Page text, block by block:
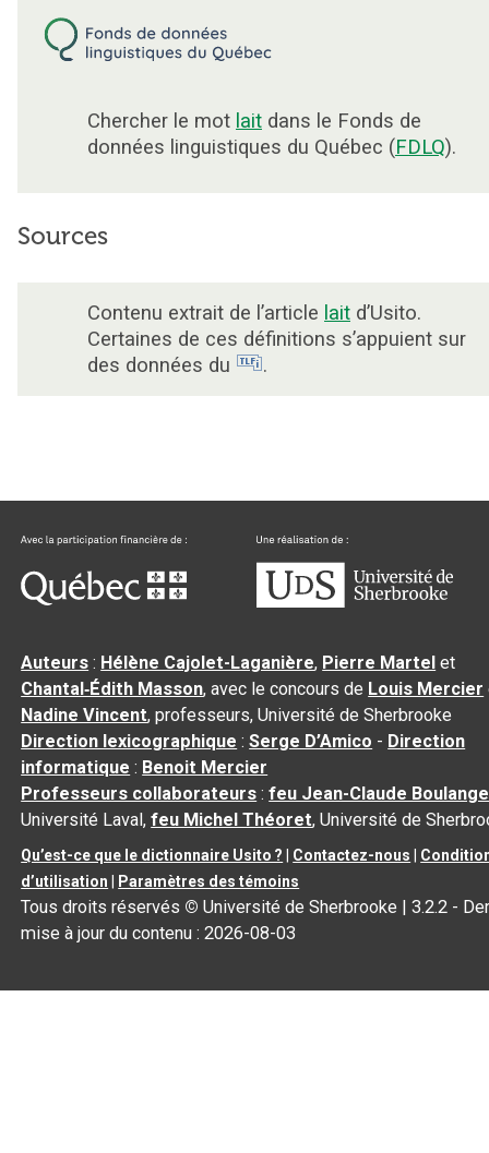
Chercher le mot lait dans le Fonds de
données linguistiques du Québec (FDLQ).
Sources
Contenu extrait de l’article lait d’Usito.
Certaines de ces définitions s’appuient sur
des données du
.
Auteurs : Hélène Cajolet-Laganière, Pierre Martel et
Chantal‑Édith Masson, avec le concours de Louis Mercier
Nadine Vincent, professeurs, Université de Sherbrooke
Direction lexicographique :Serge D’Amico - Direction
informatique : Benoit Mercier
Professeurs collaborateurs :feu Jean-Claude
Université Laval,feu Michel Théoret, Université de
Qu’est-ce que le dictionnaire Usito ? Contactez-nous
d’utilisation
Paramètres des témoins
Tous droits réservés © Université de Sherbrooke |3.2.2 -
mise à jour du contenu :2026-08-03